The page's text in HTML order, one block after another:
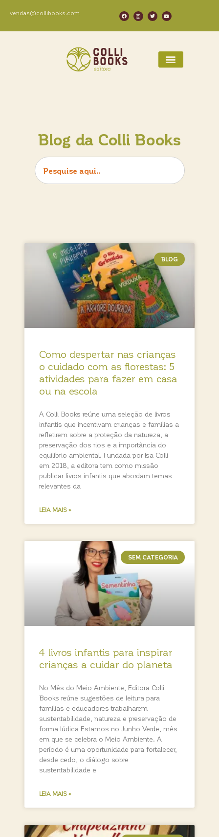
vendas@collibooks.com
Blog da Colli Books
BLOG
Como despertar nas crianças
o cuidado com as florestas: 5
atividades para fazer em casa
ou na escola
A Colli Books reúne uma seleção de livros
infantis que incentivam crianças e famílias a
refletirem sobre a proteção da natureza, a
preservação dos rios e a importância do
equilíbrio ambiental. Fundada por Isa Colli
em 2018, a editora tem como missão
publicar livros infantis que abordam temas
relevantes da
LEIA MAIS »
SEM CATEGORIA
4 livros infantis para inspirar
crianças a cuidar do planeta
No Mês do Meio Ambiente, Editora Colli
Books reúne sugestões de leitura para
famílias e educadores trabalharem
sustentabilidade, natureza e preservação de
forma lúdica Estamos no Junho Verde, mês
em que se celebra o Meio Ambiente. A
período é uma oportunidade para fortalecer,
desde cedo, o diálogo sobre
sustentabilidade e
LEIA MAIS »